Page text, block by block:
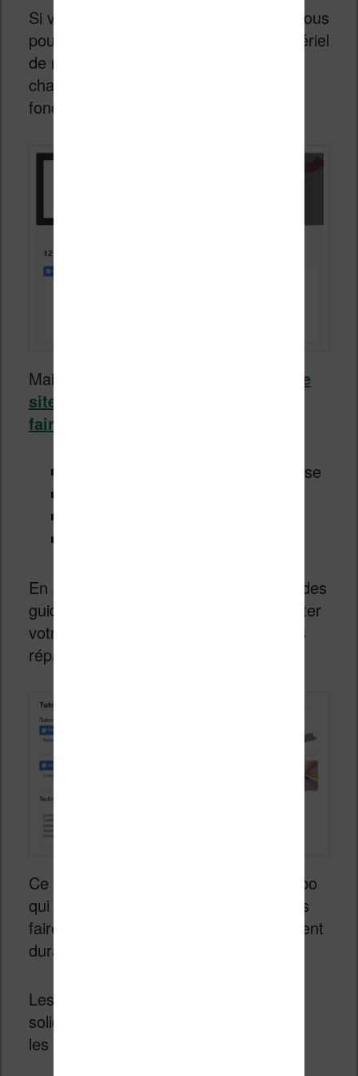
Si vous achetez une de ces liseuses, vous
pourrez théoriquement trouver du matériel
de rechange en cas de problème pour
changer les composants qui ne
fonctionnent plus.
Mais, vous pouvez aussi
trouver sur le
site Internet iFixit des guides pour
faire les réparations vous-même
Changer la batterie de votre liseuse
En complément, vous trouverez aussi des
guides pour ouvrir, démonter et remonter
votre liseuse afin d’effectuer toutes ses
réparations.
Ce sont donc des bons points pour Kobo
qui montre qu’il est possible de toujours
faire mieux en matière de développement
durable et de longévité des liseuses.
Les liseuses étant des appareils très
solides, il sera logiquement possible de
les conserver encore plus longtemps.